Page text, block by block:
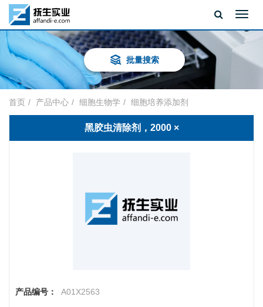
批量搜索
首页 产品中心 细胞生物学 细胞培养添加剂
黑胶虫清除剂，2000 ×
产品编号： A01X2563